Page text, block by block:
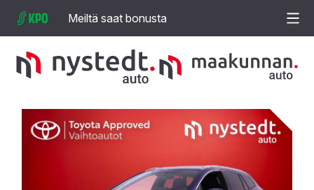
Meiltä saat bonusta